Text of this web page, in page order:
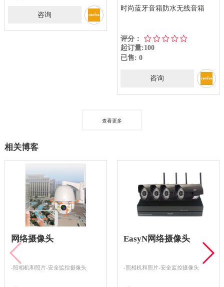
咨询
时尚蓝牙音箱防水无线音箱
评分：
起订量:100
已售: 0
咨询
查看更多
相关博客
网络摄像头
-照相机和照片-安全监控摄像头
EasyN网络摄像头
-照相机和照片-安全监控摄像头